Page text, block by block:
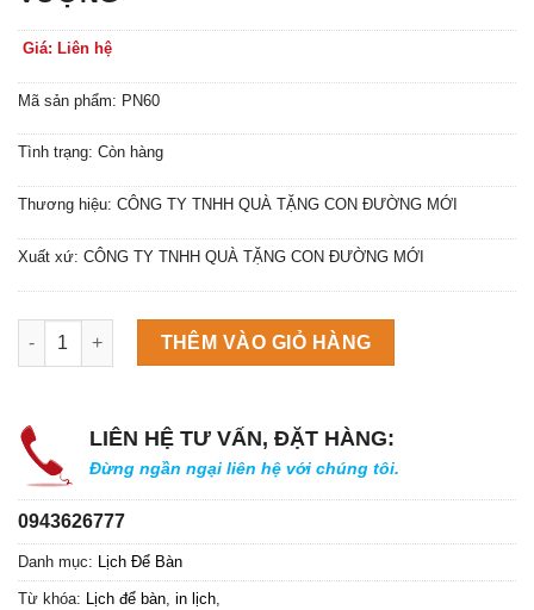
Giá: Liên hệ
Mã sản phẩm: PN60
Tình trạng: Còn hàng
Thương hiệu: CÔNG TY TNHH QUÀ TẶNG CON ĐƯỜNG MỚI
Xuất xứ: CÔNG TY TNHH QUÀ TẶNG CON ĐƯỜNG MỚI
Máy làm đá viên Scotsman NW458AS số lượng
THÊM VÀO GIỎ HÀNG
LIÊN HỆ TƯ VẤN, ĐẶT HÀNG:
Đừng ngần ngại liên hệ với chúng tôi.
0943626777
Danh mục: Lịch Để Bàn
Từ khóa: Lịch để bàn, in lịch,